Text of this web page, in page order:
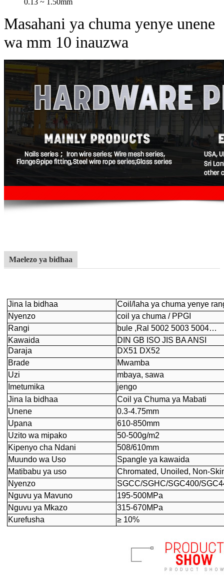
Masahani ya chuma yenye unene
wa mm 10 inauzwa
Maelezo ya bidhaa
Jina la bidhaa
Coil/laha ya chuma yenye
Nyenzo
coil ya chuma / PPGI
Rangi
bule ,Ral 5002 5003 5004…
Kawaida
DIN GB ISO JIS BA ANSI
Daraja
DX51 DX52
Brade
Mwamba
Uzi
mbaya, sawa
Imetumika
jengo
Jina la bidhaa
Coil ya Chuma ya Mabati
Unene
0.3-4.75mm
Upana
610-850mm
Uzito wa mipako
50-500g/m2
Kipenyo cha Ndani
508/610mm
Muundo wa Uso
Spangle ya kawaida
Matibabu ya uso
Chromated, Unoiled, Non-
Nyenzo
SGCC/SGHC/SGC400/
Nguvu ya Mavuno
195-500MPa
Nguvu ya Mkazo
315-670MPa
Kurefusha
≥ 10%